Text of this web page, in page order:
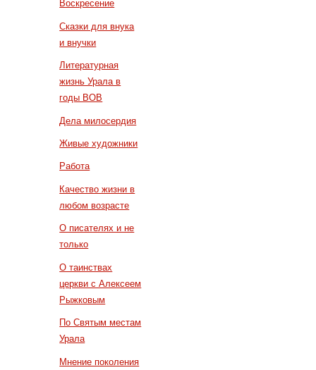
Воскресение
Сказки для внука
и внучки
Литературная
жизнь Урала в
годы ВОВ
Дела милосердия
Живые художники
Работа
Качество жизни в
любом возрасте
О писателях и не
только
О таинствах
церкви с Алексеем
Рыжковым
По Святым местам
Урала
Мнение поколения